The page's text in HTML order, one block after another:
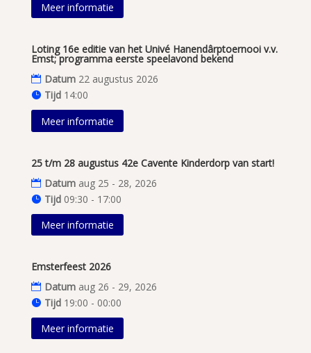
Meer informatie
Loting 16e editie van het Univé Hanendârptoernooi v.v.
Emst; programma eerste speelavond bekend
Datum 22 augustus 2026
Tijd 14:00
Meer informatie
25 t/m 28 augustus 42e Cavente Kinderdorp van start!
Datum aug 25 - 28, 2026
Tijd 09:30 - 17:00
Meer informatie
Emsterfeest 2026
Datum aug 26 - 29, 2026
Tijd 19:00 - 00:00
Meer informatie